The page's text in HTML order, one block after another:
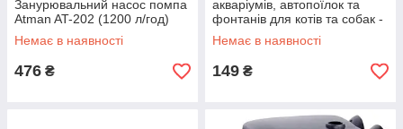
Занурювальний насос помпа
Atman AT-202 (1200 л/год)
Немає в наявності
476 ₴
акваріумів, автопоїлок та
фонтанів для котів та собак -
білий
Немає в наявності
149 ₴